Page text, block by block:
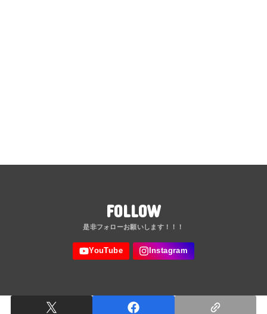
FOLLOW